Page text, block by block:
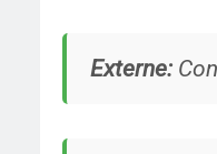
Externe: